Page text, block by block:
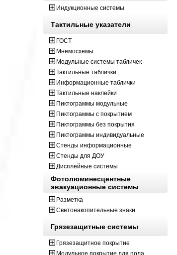
Индукционные системы
Тактильные указатели
ГОСТ
Мнемосхемы
Модульные системы табличек
Тактильные таблички
Информационные таблички
Тактильные наклейки
Пиктограммы модульные
Пиктограммы с покрытием
Пиктограммы без покрытия
Пиктограммы индивидуальные
Стенды информационные
Стенды для ДОУ
Дисплейные системы
Фотолюминесцентные
эвакуационные системы
Разметка
Светонакопительные знаки
Грязезащитные системы
Грязезащитное покрытие
Модульное покрытие для пола